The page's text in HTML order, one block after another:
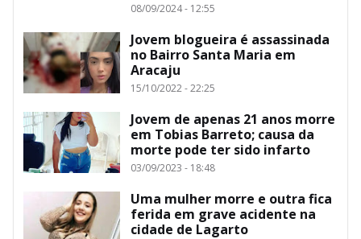
08/09/2024 - 12:55
Jovem blogueira é assassinada
no Bairro Santa Maria em
Aracaju
15/10/2022 - 22:25
Jovem de apenas 21 anos morre
em Tobias Barreto; causa da
morte pode ter sido infarto
03/09/2023 - 18:48
Uma mulher morre e outra fica
ferida em grave acidente na
cidade de Lagarto